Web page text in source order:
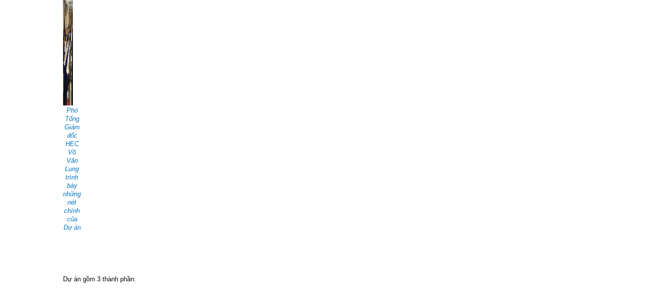
Phó
Tổng
Giám
đốc
HEC
Võ
Văn
Lung
trình
bày
những
nét
chính
của
Dự án
Dự án gồm 3 thành phần: